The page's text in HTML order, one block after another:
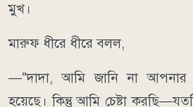
মুখ।
মারুফ ধীরে ধীরে বলল,
—"দাদা, আমি জানি না আপনার
হয়েছে। কিন্তু আমি চেষ্টা